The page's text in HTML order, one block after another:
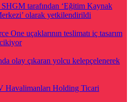
tarafından ‘Eğitim Kaynak
olarak yetkilendirildi
One uçaklarının teslimatı iç tasarım
olay çıkaran yolcu kelepçelenerek
Havalimanları Holding Ticari